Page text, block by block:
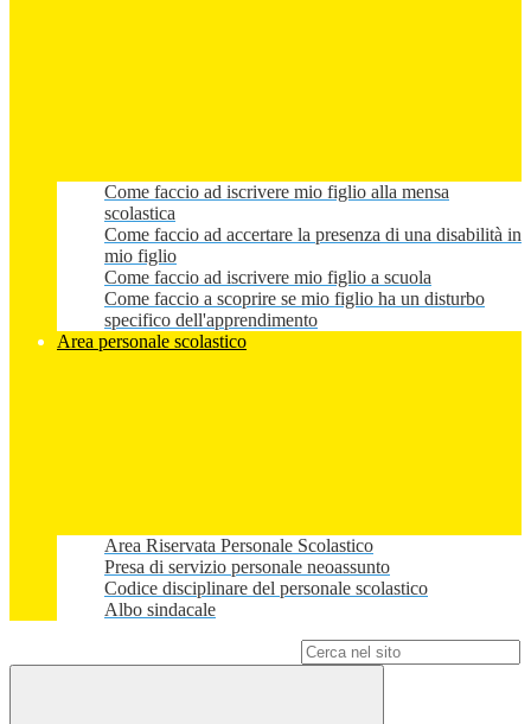
Come faccio ad iscrivere mio figlio alla mensa
scolastica
Come faccio ad accertare la presenza di una disabilità in
mio figlio
Come faccio ad iscrivere mio figlio a scuola
Come faccio a scoprire se mio figlio ha un disturbo
specifico dell'apprendimento
Area personale scolastico
Area Riservata Personale Scolastico
Presa di servizio personale neoassunto
Codice disciplinare del personale scolastico
Albo sindacale